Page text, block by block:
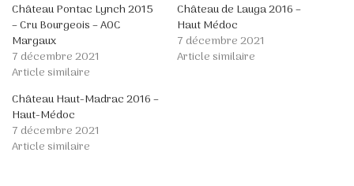
Château Pontac Lynch 2015
– Cru Bourgeois – AOC
Margaux
7 décembre 2021
Article similaire
Château de Lauga 2016 –
Haut Médoc
7 décembre 2021
Article similaire
Château Haut-Madrac 2016 –
Haut-Médoc
7 décembre 2021
Article similaire